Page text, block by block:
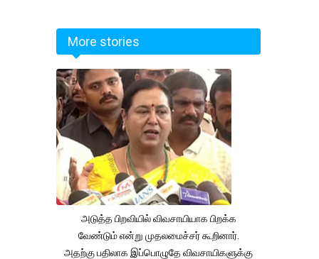
More stories
அடுத்த பிறவியில் விவசாயியாக பிறக்க
வேண்டும் என்று முதலமைச்சர் கூறினார்.
அதற்கு பதிலாக இப்பொழுதே விவசாயிகளுக்கு